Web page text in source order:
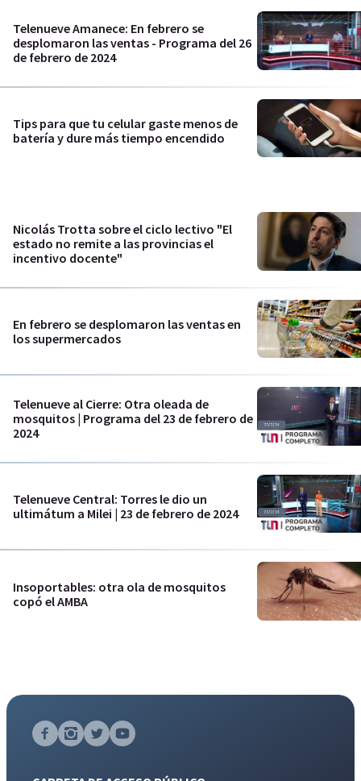
Telenueve Amanece: En febrero se
desplomaron las ventas - Programa del 26
de febrero de 2024
Tips para que tu celular gaste menos de
batería y dure más tiempo encendido
Nicolás Trotta sobre el ciclo lectivo "El
estado no remite a las provincias el
incentivo docente"
En febrero se desplomaron las ventas en
los supermercados
Telenueve al Cierre: Otra oleada de
mosquitos | Programa del 23 de febrero de
2024
Telenueve Central: Torres le dio un
ultimátum a Milei | 23 de febrero de 2024
Insoportables: otra ola de mosquitos
copó el AMBA